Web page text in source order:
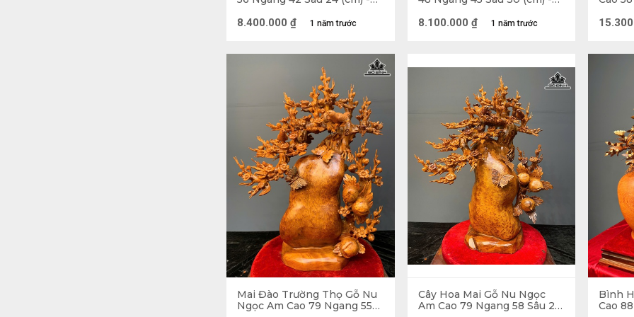
Một bình hoa Sen gỗ đẹp là bình hoa được các nghệ nhân chế
Sen, nhụy Sen,... đều được thể hiện một cách chân thực nhất
sót. Quan trọng nhất đó là bố cục bình Sen gỗ phải đủ số bông lẻ
lá, búp, đài Sen. Độ dài ngắn, cao thấp cũng phải phù hợp với
thước Lỗ Ban. Các bông không được thưa quá mà cũng không
Sen gỗ.
Lọ Sen gỗ để bàn thờ thường được cắm theo số lẻ, gồm cả
kích thước bàn thờ. Nếu bàn thờ có chân đèn, nến thì nên đặt
sẽ làm hỏng màu hoa.
Bình hoa Sen gỗ tại Gỗ Đỉnh được chế tác bằng các loại gỗ như
đều là những loại gỗ tốt, có giá trị cao, đường vân đẹp, dễ
1 năm trước
8.400.000 ₫ 1 năm trước
8.100.000 ₫
Mai Đào Trường Thọ Gỗ Nu
Ngọc Am Cao 79 Ngang 55
Cây Hoa Mai Gỗ Nu Ngọc
Am Cao 79 Ngang 58 Sâu 26
Bình
Cao